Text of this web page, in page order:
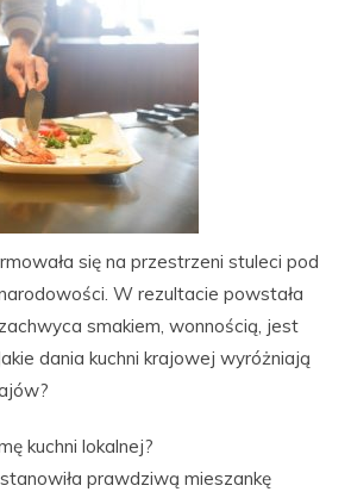
się na przestrzeni stuleci pod
W rezultacie powstała
smakiem, wonnością, jest
dania kuchni krajowej wyróżniają
kuchni lokalnej?
prawdziwą mieszankę